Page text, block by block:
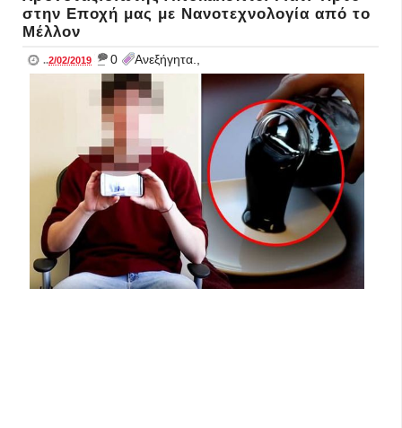
στην Εποχή μας με Νανοτεχνολογία από το
Μέλλον
..2/02/2019 _ 0 Ανεξήγητα.,